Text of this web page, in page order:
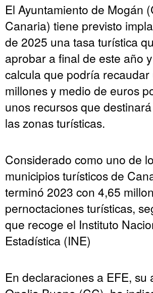
El Ayuntamiento de Mogán
Canaria) tiene previsto
de 2025 una tasa turística
aprobar a final de este año
calcula que podría recaudar
millones y medio de euros
unos recursos que
las zonas turísticas.
Considerado como uno de
municipios turísticos de
terminó 2023 con 4,65
pernoctaciones turísticas,
que recoge el Instituto
Estadística (INE)
En declaraciones a EFE, su